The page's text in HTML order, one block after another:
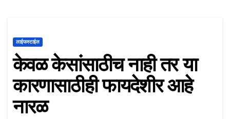
लाईफस्टाईल
केवळ केसांसाठीच नाही तर या
कारणासाठीही फायदेशीर आहे
नारळ